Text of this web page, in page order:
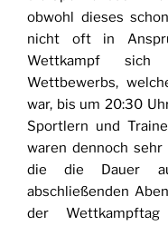
obwohl dieses
nicht oft in
Wettkampf sich
Wettbewerbs,
war, bis um 20:30
Sportlern und
waren dennoch
die die Dauer
abschließenden
der